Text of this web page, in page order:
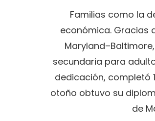
Familias como la
económica. Gracias
secundaria para
dedicación, completó
otoño obtuvo su
de